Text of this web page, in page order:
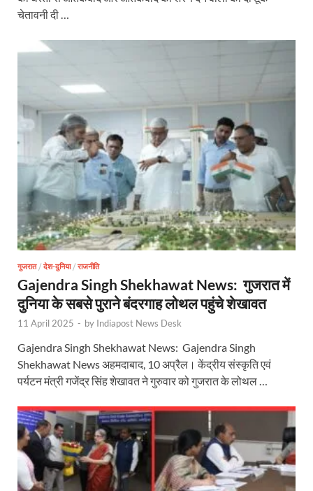
चेतावनी दी …
गुजरात/ देश-दुनिया/ राजनीति
Gajendra Singh Shekhawat News: गुजरात में
दुनिया के सबसे पुराने बंदरगाह लोथल पहुंचे शेखावत
11 April 2025 - by Indiapost News Desk
Gajendra Singh Shekhawat News: Gajendra Singh
Shekhawat News अहमदाबाद, 10 अप्रैल। केंद्रीय संस्कृति एवं
पर्यटन मंत्री गजेंद्र सिंह शेखावत ने गुरुवार को गुजरात के लोथल …